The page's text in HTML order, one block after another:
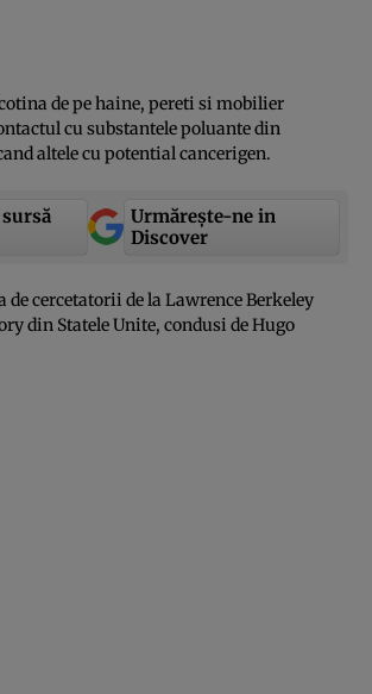
de pe haine, pereti si mobilier
cu substantele poluante din
altele cu potential cancerigen.
Urmărește-ne in
Discover
de cercetatorii de la Lawrence Berkeley
din Statele Unite, condusi de Hugo